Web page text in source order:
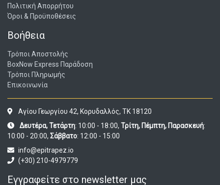
Πολιτική Απορρήτου
Όροι & Προϋποθέσεις
Βοήθεια
Τρόποι Αποστολής
BoxNow Express Παράδοση
Τρόποι Πληρωμής
Επικοινωνία
Αγίου Γεωργίου 42, Κορυδαλλός, ΤΚ 18120
Δευτέρα, Τετάρτη: 10:00 - 18:00, Τρίτη, Πέμπτη, Παρασκευή:
10:00 - 20:00, Σάββατο: 12:00 - 15:00
info@epitrapez.io
(+30) 210-4979779
Εγγραφείτε στο newsletter μας